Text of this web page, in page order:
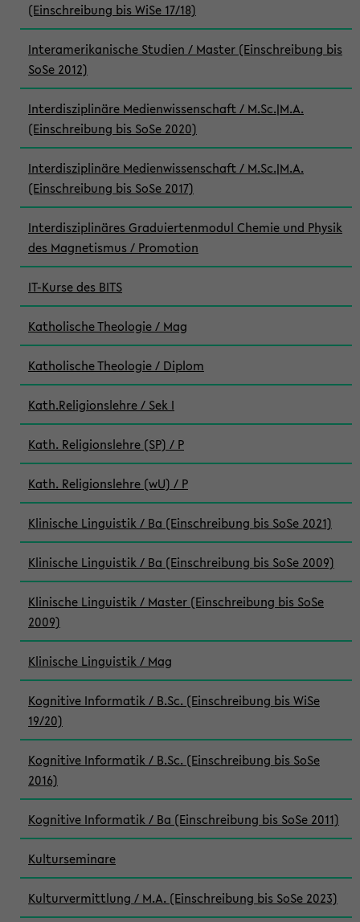
(Einschreibung bis WiSe 17/18)
Interamerikanische Studien / Master (Einschreibung bis
SoSe 2012)
Interdisziplinäre Medienwissenschaft / M.Sc.|M.A.
(Einschreibung bis SoSe 2020)
Interdisziplinäre Medienwissenschaft / M.Sc.|M.A.
(Einschreibung bis SoSe 2017)
Interdisziplinäres Graduiertenmodul Chemie und Physik
des Magnetismus / Promotion
IT-Kurse des BITS
Katholische Theologie / Mag
Katholische Theologie / Diplom
Kath.Religionslehre / Sek I
Kath. Religionslehre (SP) / P
Kath. Religionslehre (wU) / P
Klinische Linguistik / Ba (Einschreibung bis SoSe 2021)
Klinische Linguistik / Ba (Einschreibung bis SoSe 2009)
Klinische Linguistik / Master (Einschreibung bis SoSe
2009)
Klinische Linguistik / Mag
Kognitive Informatik / B.Sc. (Einschreibung bis WiSe
19/20)
Kognitive Informatik / B.Sc. (Einschreibung bis SoSe
2016)
Kognitive Informatik / Ba (Einschreibung bis SoSe 2011)
Kulturseminare
Kulturvermittlung / M.A. (Einschreibung bis SoSe 2023)